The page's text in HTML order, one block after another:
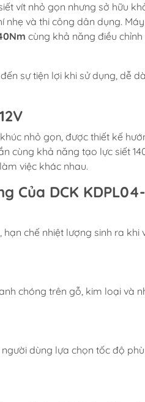
vít nhỏ gọn nhưng sở hữu
nhẹ và thi công dân dụng.
cùng khả năng điều
sự tiện lợi khi sử dụng, dễ
nhỏ gọn, được thiết kế
cùng khả năng tạo lực siết
việc khác nhau.
Của DCK
chế nhiệt lượng sinh ra khi
chóng trên gỗ, kim loại và
người dùng lựa chọn tốc độ